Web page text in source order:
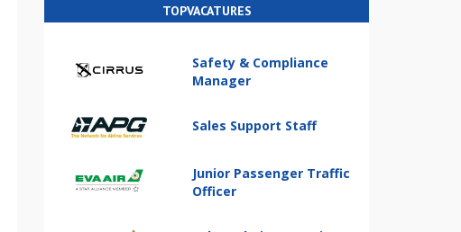
TOPVACATURES
Safety & Compliance
Manager
Sales Support Staff
Junior Passenger Traffic
Officer